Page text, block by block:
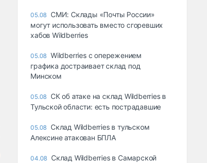
05.08 СМИ: Склады «Почты России»
могут использовать вместо сгоревших
хабов Wildberries
05.08 Wildberries с опережением
графика достраивает склад под
Минском
05.08 СК об атаке на склад Wildberries в
Тульской области: есть пострадавшие
05.08 Склад Wildberries в тульском
Алексине атакован БПЛА
04.08 Склад Wildberries в Самарской